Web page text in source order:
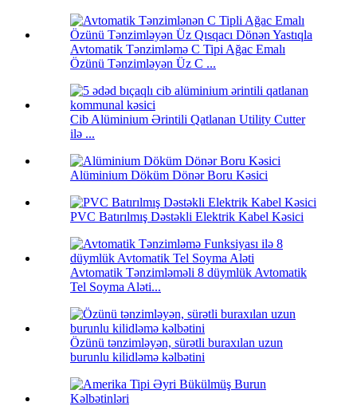
Avtomatik Tənzimləmə C Tipi Ağac Emalı
Özünü Tənzimləyən Üz C ...
Cib Alüminium Ərintili Qatlanan Utility Cutter
ilə ...
Alüminium Döküm Dönər Boru Kəsici
PVC Batırılmış Dəstəkli Elektrik Kabel Kəsici
Avtomatik Tənzimləməli 8 düymlük Avtomatik
Tel Soyma Aləti...
Özünü tənzimləyən, sürətli buraxılan uzun
burunlu kilidləmə kəlbətini